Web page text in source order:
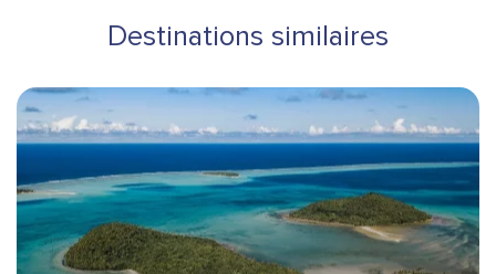
Destinations similaires
Destinations
Bannière Hero image